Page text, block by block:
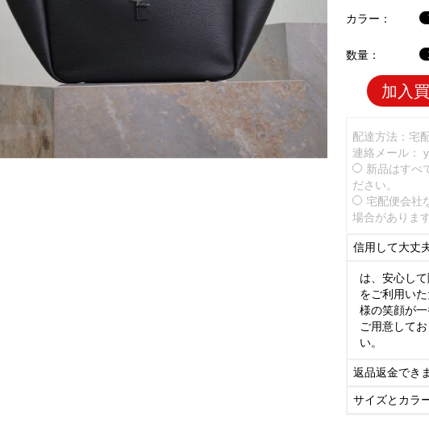
カラー：
数量：
加入
配達方法：宅
連絡メール：
新品はすべ
ださい。
宅配便会社
場合がありま
信用して大丈
は、安心し
をご利用い
様の笑顔が
ご用意して
い。
返品返金でき
サイズとカラ